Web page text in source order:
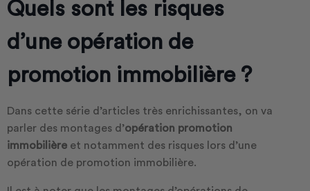
Quels sont les risques
d’une opération de
promotion immobilière ?
Dans cette série d’articles très enrichissantes, on va
parler des montages d’opération promotion
immobilière et notamment des risques lors d’une
opération de promotion immobilière.